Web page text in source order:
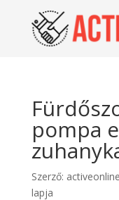
pompa
Szerző: activeonline
lapja